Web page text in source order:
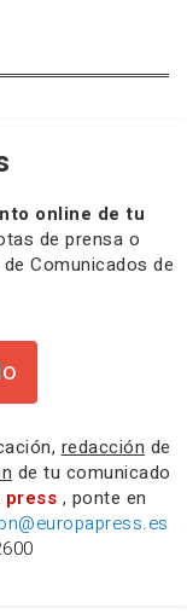
online de tu
de prensa o
Comunicados de
redacción de
de tu comunicado
press , ponte en